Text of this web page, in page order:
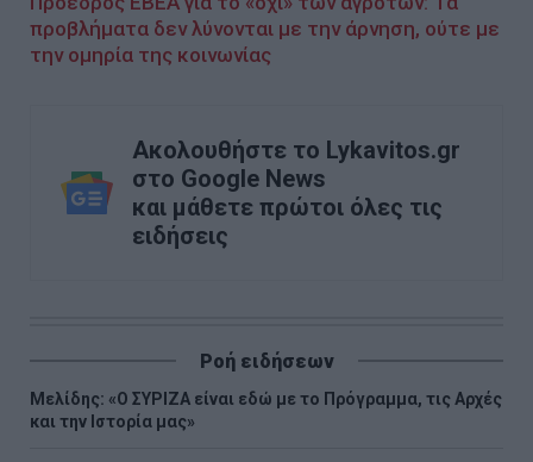
προβλήματα δεν λύνονται με την άρνηση, ούτε με
την ομηρία της κοινωνίας
Ακολουθήστε το Lykavitos.gr
στο Google News
και μάθετε πρώτοι όλες τις
ειδήσεις
Ροή ειδήσεων
Μελίδης: «Ο ΣΥΡΙΖΑ είναι εδώ με το Πρόγραμμα, τις Αρχές
και την Ιστορία μας»